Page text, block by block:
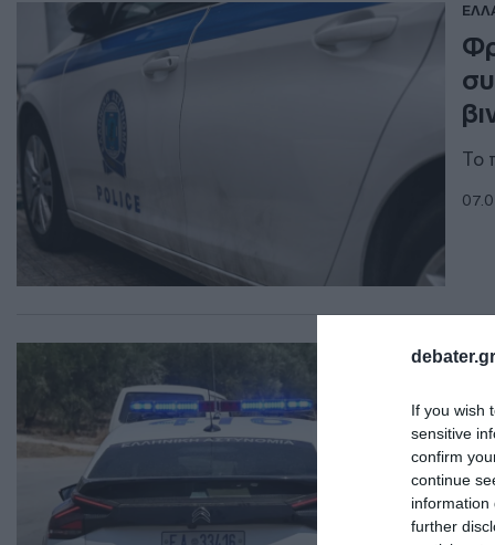
If you wish
sensitive
confirm
continue
information
further
Το